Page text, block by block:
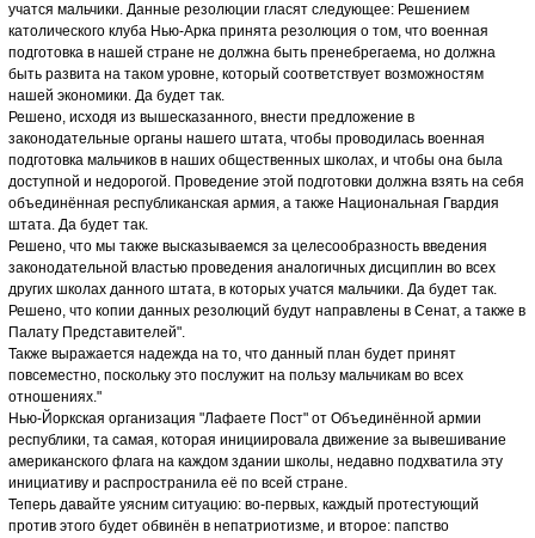
учатся мальчики. Данные резолюции гласят следующее: Решением
католического клуба Нью-Арка принята резолюция о том, что военная
подготовка в нашей стране не должна быть пренебрегаема, но должна
быть развита на таком уровне, который соответствует возможностям
нашей экономики. Да будет так.
Решено, исходя из вышесказанного, внести предложение в
законодательные органы нашего штата, чтобы проводилась военная
подготовка мальчиков в наших общественных школах, и чтобы она была
доступной и недорогой. Проведение этой подготовки должна взять на себя
объединённая республиканская армия, а также Национальная Гвардия
штата. Да будет так.
Решено, что мы также высказываемся за целесообразность введения
законодательной властью проведения аналогичных дисциплин во всех
других школах данного штата, в которых учатся мальчики. Да будет так.
Решено, что копии данных резолюций будут направлены в Сенат, а также в
Палату Представителей".
Также выражается надежда на то, что данный план будет принят
повсеместно, поскольку это послужит на пользу мальчикам во всех
отношениях."
Нью-Йоркская организация "Лафаете Пост" от Объединённой армии
республики, та самая, которая инициировала движение за вывешивание
американского флага на каждом здании школы, недавно подхватила эту
инициативу и распространила её по всей стране.
Теперь давайте уясним ситуацию: во-первых, каждый протестующий
против этого будет обвинён в непатриотизме, и второе: папство